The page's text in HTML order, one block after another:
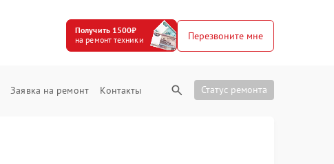
Получить 1500₽
на ремонт техники
Перезвоните мне
Заявка на ремонт Контакты Статус ремонта